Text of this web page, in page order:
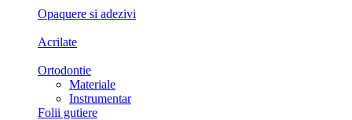
Opaquere si adezivi
Acrilate
Ortodontie
Materiale
Instrumentar
Folii gutiere